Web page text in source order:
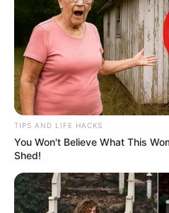
TIPS AND LIFE HACKS
You Won't Believe What This
Shed!